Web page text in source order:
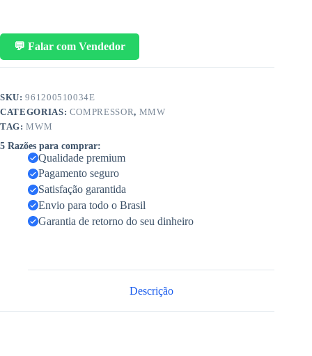
💬 Falar com Vendedor
SKU:961200510034E
CATEGORIAS: COMPRESSOR, MMW
TAG:MWM
5 Razões para comprar:
Qualidade premium
Pagamento seguro
Satisfação garantida
Envio para todo o Brasil
Garantia de retorno do seu dinheiro
Descrição